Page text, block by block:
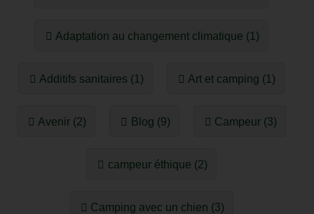
Adaptation au changement climatique (1)
Additifs sanitaires (1) Art et camping (1)
Avenir (2) Blog (9) Campeur (3)
campeur éthique (2)
Camping avec un chien (3)